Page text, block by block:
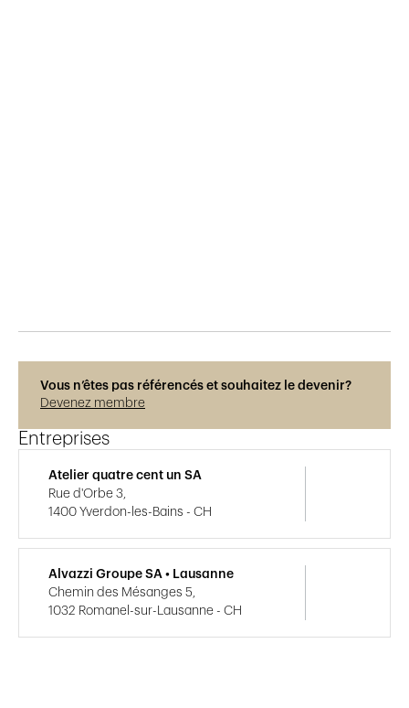
Vous n’êtes pas référencés et souhaitez le devenir?
Devenez membre
Entreprises
Atelier quatre cent un SA
Rue d'Orbe 3,
1400 Yverdon-les-Bains - CH
Alvazzi Groupe SA • Lausanne
Chemin des Mésanges 5,
1032 Romanel-sur-Lausanne - CH